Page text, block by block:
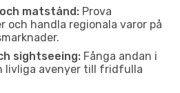
matstånd: Prova
och handla regionala varor på
sightseeing: Fånga andan i
livliga avenyer till fridfulla